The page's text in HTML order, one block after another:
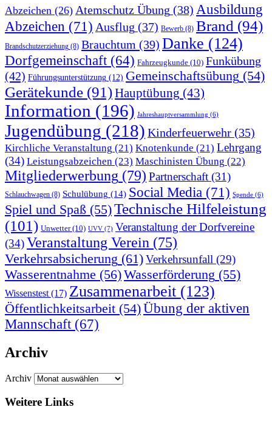
Abzeichen (26) Atemschutz Übung (38) Ausbildung
Abzeichen (71) Ausflug (37) Bewerb (8) Brand (94)
Brandschutzerziehung (8) Brauchtum (39) Danke (124)
Dorfgemeinschaft (64) Fahrzeugkunde (10) Funkübung
(42) Führungsunterstützung (12) Gemeinschaftsübung (54)
Gerätekunde (91)Hauptübung (43)
Information (196) Jahreshauptversammlung (6)
Jugendübung (218) Kinderfeuerwehr (35)
Kirchliche Veranstaltung (21) Knotenkunde (21) Lehrgang
(34) Leistungsabzeichen (23) Maschinisten Übung (22)
Mitgliederwerbung (79) Partnerschaft (31)
Schlauchwagen (8) Schulübung (14) Social Media (71) Spende (6)
Spiel und Spaß (55)Technische Hilfeleistung
(101) Unwetter(10) UVV (7) Veranstaltung der Dorfvereine
(34)Veranstaltung Verein (75)
Verkehrsabsicherung (61)Verkehrsunfall (29)
Wasserentnahme (56)Wasserförderung (55)
Wissenstest (17) Zusammenarbeit (123)
Öffentlichkeitsarbeit (54)Übung der aktiven
Mannschaft (67)
Archiv
Archiv
Weitere Links